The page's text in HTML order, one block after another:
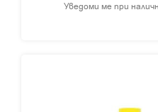
Уведоми ме при